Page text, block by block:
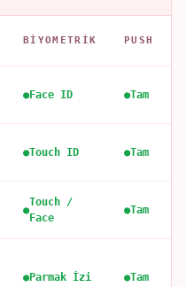
BIYOMETRIK PUSH
Face ID Tam
Touch ID Tam
Touch /
Face
Tam
Parmak İzi Tam